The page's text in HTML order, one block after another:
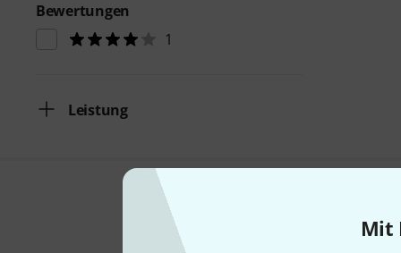
Mit
Bewertungen
1
Leistung